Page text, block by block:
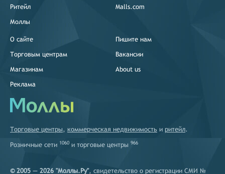
Ритейл
Моллы
Malls.com
О сайте
Торговым центрам
Магазинам
Реклама
Пишите нам
Вакансии
About us
Торговые центры, коммерческая недвижимость и ритейл.
Розничные сети 1060 и торговые центры 966
© 2005 — 2026 "Моллы.Ру", свидетельство о регистрации СМИ №